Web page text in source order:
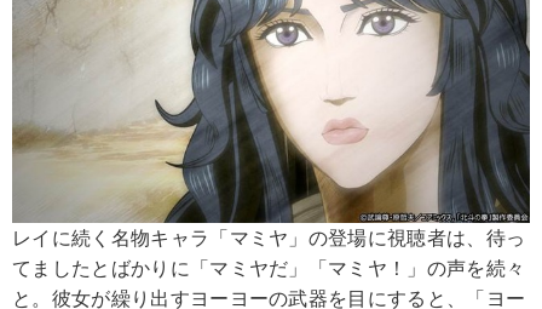
レイに続く名物キャラ「マミヤ」の登場に視聴者は、待っ
てましたとばかりに「マミヤだ」「マミヤ！」の声を続々
と。彼女が繰り出すヨーヨーの武器を目にすると、「ヨー